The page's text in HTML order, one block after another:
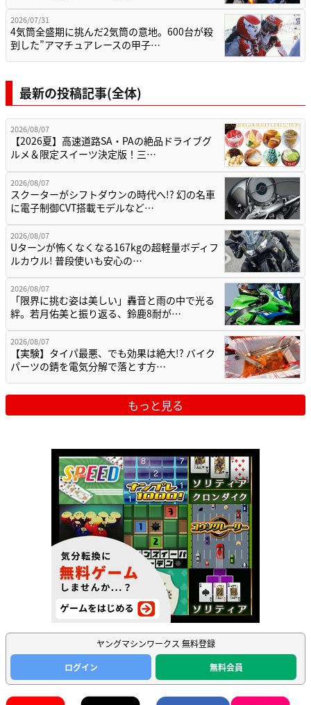
2026/07/31
4気筒全盛期に挑んだ2気筒の意地。600台が殺
到した”アマチュアレースの甲子…
最新の投稿記事(全体)
2026/08/07
【2026夏】高速道路SA・PAの絶品ドライブグ
ルメ＆限定スイーツ決定版！三…
2026/08/07
スクーターがシフトダウンの時代へ!? 幻の名車
に電子制御CVT搭載モデルなど…
2026/08/07
Uターンが怖くなくなる167kgの超軽量ボディフ
ルカウル! 普段使いも安心の…
2026/08/07
「限界に挑む姿は美しい」轟音と雨の中で光る
絆。若月佑美と振り返る、鈴鹿8耐が…
2026/08/07
【実験】タイパ最悪、でも効果は絶大!? バイク
パーツの錆を電気分解で落とす方…
もっと見る
ヤングマシンワークス 無料登録
ログイン
無料会員